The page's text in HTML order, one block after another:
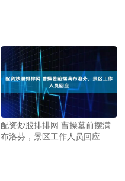
配资炒股排排网 曹操墓前摆满
布洛芬，景区工作人员回应